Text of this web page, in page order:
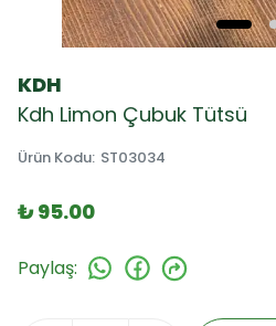
KDH
Kdh Limon Çubuk Tütsü
Ürün Kodu: ST03034
₺ 95.00
Paylaş: